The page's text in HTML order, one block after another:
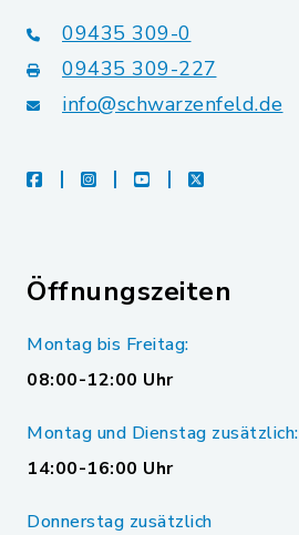
09435 309-0
09435 309-227
info@schwarzenfeld.de
facebookinstagramyoutubeX
Öffnungszeiten
Montag bis Freitag:
08:00-12:00 Uhr
Montag und Dienstag zusätzlich:
14:00-16:00 Uhr
Donnerstag zusätzlich